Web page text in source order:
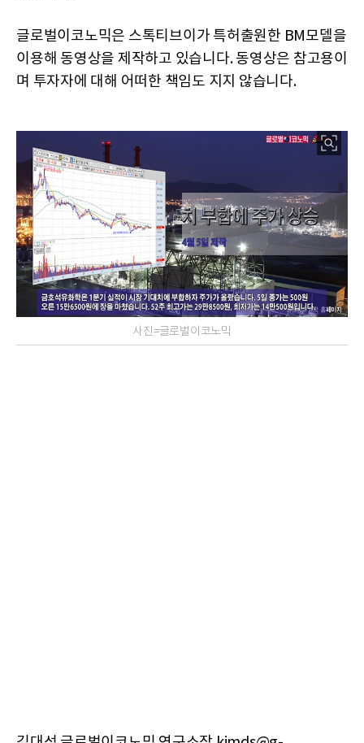
글로벌이코노믹은 스톡티브이가 특허출원한 BM모델을
이용해 동영상을 제작하고 있습니다. 동영상은 참고용이
며 투자자에 대해 어떠한 책임도 지지 않습니다.
사진=글로벌이코노믹